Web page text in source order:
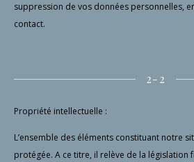
suppression de vos données personnelles,
contact.
2-2
Propriété intellectuelle :
L’ensemble des éléments constituant notre
protégée. A ce titre, il relève de la législation